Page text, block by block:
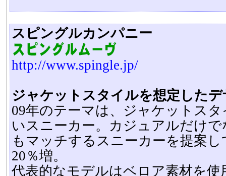
スピングルカンパニー
http://www.spingle.jp/
ジャケットスタイルを想定した
09年のテーマは、ジャケットス
いスニーカー。カジュアルだけ
もマッチするスニーカーを提案
20％増。
代表的なモデルはベロア素材を使